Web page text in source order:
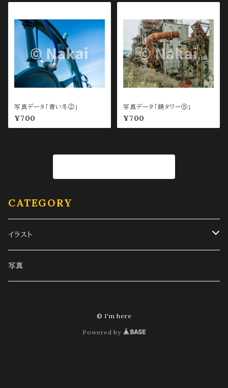
写真データ「青い冬②」
¥700
写真データ「錆タワー⑤」
¥700
CATEGORY
イラスト
旧車
写真
© I'm here
Powered by